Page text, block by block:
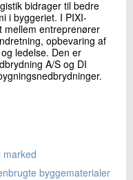
bidrager til bedre
i byggeriet. I PIXI-
mellem entreprenører
opbevaring af
ledelse. Den er
A/S og DI
marked
byggematerialer